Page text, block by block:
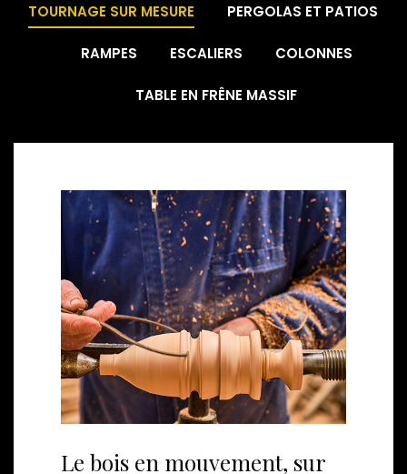
TOURNAGE SUR MESURE PERGOLAS ET PATIOS
RAMPES ESCALIERS COLONNES
TABLE EN FRÊNE MASSIF
Le bois en mouvement, sur